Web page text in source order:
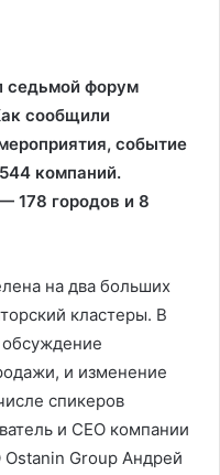
седьмой форум
сообщили
событие
компаний.
178 городов и 8
на два больших
кластеры. В
и изменение
спикеров
и CEO компании
Ostanin Group Андрей